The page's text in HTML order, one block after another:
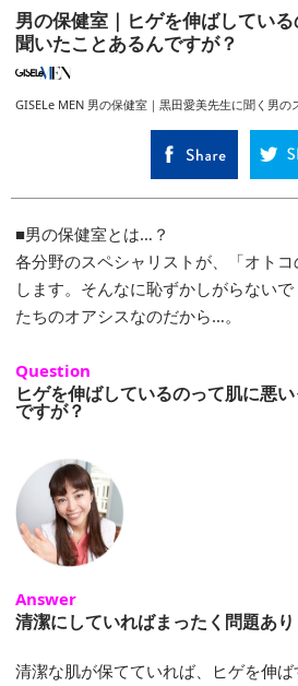
男の保健室｜ヒゲを伸ばしてい
聞いたことあるんですが？
GISELe MEN 男の保健室｜黒田愛美先生に聞く男の
■男の保健室とは…？
各分野のスペシャリストが、「オト
します。そんなに恥ずかしがらない
たちのオアシスなのだから…。
Question
ヒゲを伸ばしているのって肌に悪
ですが？
Answer
清潔にしていればまったく問題あ
清潔な肌が保てていれば、ヒゲを伸